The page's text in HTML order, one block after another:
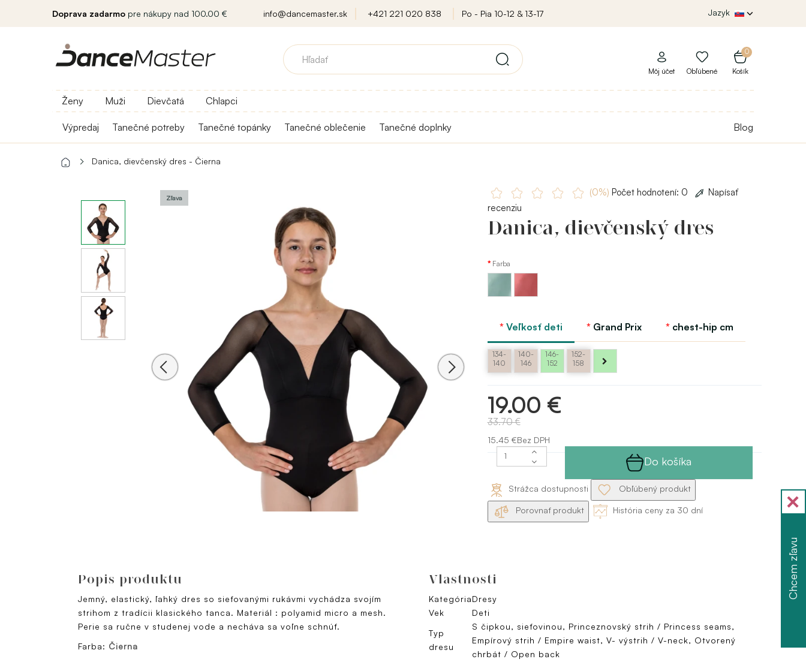
Doprava zadarmo pre nákupy nad 100.00 € info@dancemaster.sk +421 221 020 838 Po - Pia 10-12 & 13-17 Jazyk
0
Košík
Môj účet Obľúbené
Ženy Muži Dievčatá Chlapci
Výpredaj Tanečné potreby Tanečné topánky Tanečné oblečenie Tanečné doplnky Blog
Danica, dievčenský dres - Čierna
Zľava
(0%) Počet hodnotení: 0
Napísať
recenziu
Danica, dievčenský dres
Farba
Ružová
rose
Veľkosť deti Grand Prix chest-hip cm
134-
140
140-
146
146-
152
152-
158
19.00 €
33.70 €
15.45 €Bez DPH
Do košíka
Strážca dostupnosti Obľúbený produkt
Porovnať produkt História ceny za 30 dní
Popis produktu
Jemný, elastický, ľahký dres so sieťovanými rukávmi vychádza svojím
strihom z tradícii klasického tanca. Materiál : polyamid micro a mesh.
Perie sa ručne v studenej vode a necháva sa voľne schnúť.
Farba: Čierna
Vlastnosti
KategóriaDresy
Vek
Deti
Typ
dresu
S čipkou, sieťovinou, Princeznovský strih / Princess seams,
Empírový strih / Empire waist, V- výstrih / V-neck, Otvorený
chrbát / Open back
Chcem zľavu